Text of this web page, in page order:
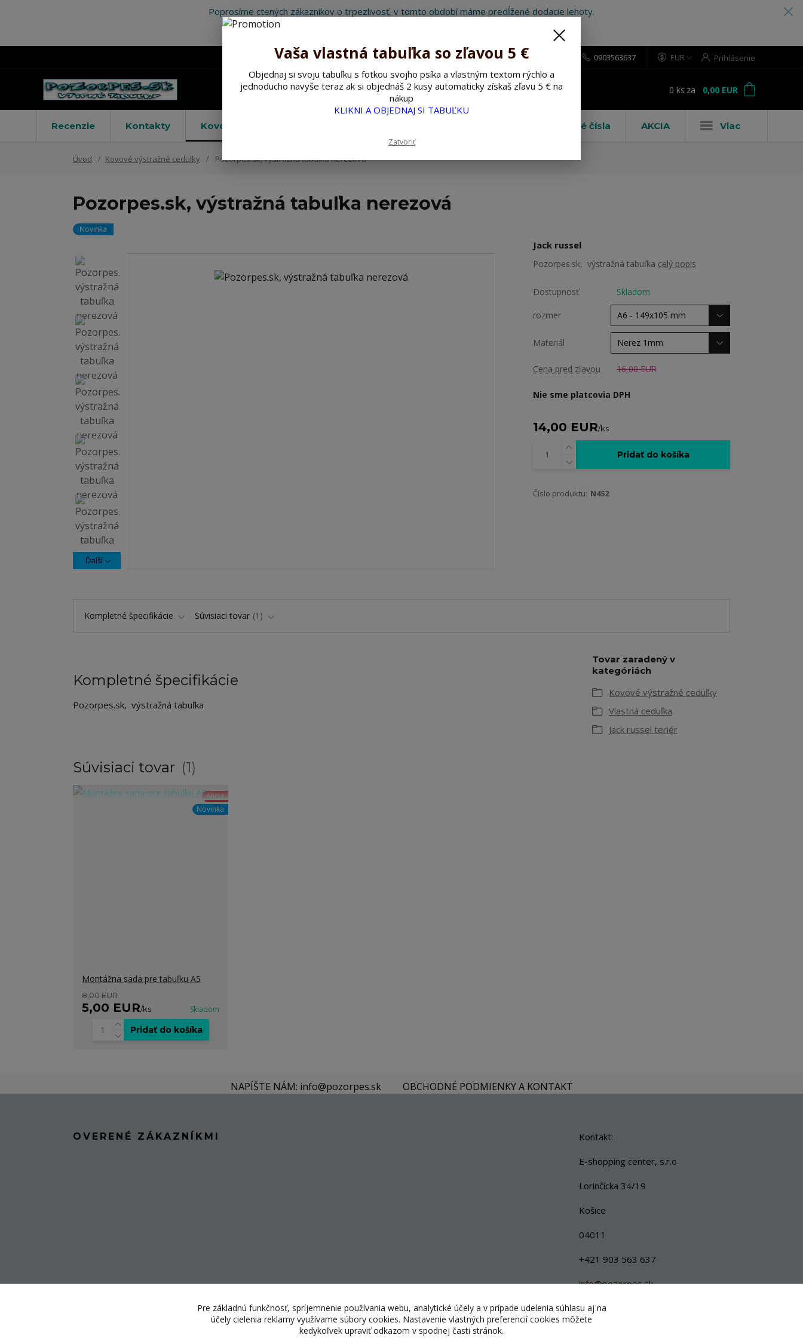
Poprosíme ctených zákazníkov o trpezlivosť, v tomto období máme predĺžené dodacie lehoty.
EUR Prihlásenie
Hľadať
0903563637
0 ks za 0,00 EUR
Recenzie Kontakty Kovové výstražné ceduľky Domové čísla AKCIA Viac
Úvod Kovové výstražné ceduľky Pozorpes.sk, výstražná tabuľka nerezová
Pozorpes.sk, výstražná tabuľka nerezová
Novinka
Ďalší
Jack russel
Pozorpes.sk, výstražná tabuľka celý popis
Dostupnosť Skladom
rozmer
Materiál
Cena pred zľavou 16,00 EUR
Nie sme platcovia DPH
14,00 EUR/ks
Pridať do košíka
Číslo produktu: N452
Kompletné špecifikácie Súvisiaci tovar 1
Kompletné špecifikácie
Pozorpes.sk, výstražná tabuľka
Tovar zaradený v
kategóriách
Kovové výstražné ceduľky
Vlastná ceduľka
Jack russel teriér
Súvisiaci tovar 1
Akcia
Novinka
Montážna sada pre tabuľku A5
8,00 EUR
5,00 EUR/ks Skladom
Pridať do košíka
NAPÍŠTE NÁM: info@pozorpes.sk OBCHODNÉ PODMIENKY A KONTAKT
OVERENÉ ZÁKAZNÍKMI Kontakt:
E-shopping center, s.r.o
Lorinčícka 34/19
Košice
04011
+421 903 563 637
info@pozorpes.sk
Vaša vlastná tabuľka so zľavou 5 €
Objednaj si svoju tabuľku s fotkou svojho psíka a vlastným textom rýchlo a
jednoducho navyše teraz ak si objednáš 2 kusy automaticky získaš zľavu 5 € na
nákup
KLIKNI A OBJEDNAJ SI TABUĽKU
Zatvoriť
Pre základnú funkčnosť, spríjemnenie používania webu, analytické účely a v prípade udelenia súhlasu aj na
účely cielenia reklamy využívame súbory cookies. Nastavenie vlastných preferencií cookies môžete
kedykoľvek upraviť odkazom v spodnej časti stránok.